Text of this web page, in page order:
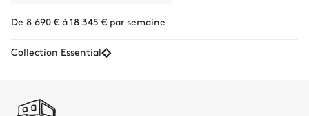
De 8 690 € à 18 345 € par semaine
Collection Essential